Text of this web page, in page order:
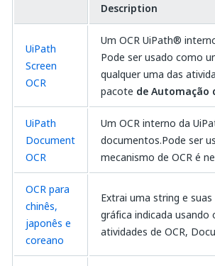
Description
UiPath
Screen
OCR
Um OCR UiPath®
Pode ser usado como
qualquer uma das
pacote de Automação
UiPath
Document
OCR
Um OCR interno da
documentos.Pode ser
mecanismo de OCR é
OCR para
chinês,
japonês e
coreano
Extrai uma string e
gráfica indicada usando
atividades de OCR,